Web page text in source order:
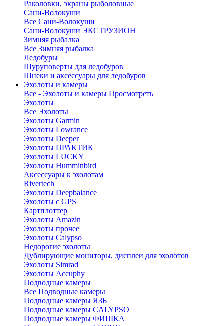
Раколовки, экраны рыболовные
Сани-Волокуши
Все Сани-Волокуши
Сани-Волокуши ЭКСТРУЗИОН
Зимняя рыбалка
Все Зимняя рыбалка
Ледобуры
Шуруповерты для ледобуров
Шнеки и аксессуары для ледобуров
Эхолоты и камеры
Все - Эхолоты и камеры Просмотреть
Эхолоты
Все Эхолоты
Эхолоты Garmin
Эхолоты Lowrance
Эхолоты Deeper
Эхолоты ПРАКТИК
Эхолоты LUCKY
Эхолоты Humminbird
Аксессуары к эхолотам
Rivertech
Эхолоты Deepbalance
Эхолоты с GPS
Картплоттер
Эхолоты Amazin
Эхолоты прочее
Эхолоты Calypso
Недорогие эхолоты
Дублирующие мониторы, дисплеи для эхолотов
Эхолоты Simrad
Эхолоты Accuphy
Подводные камеры
Все Подводные камеры
Подводные камеры ЯЗЬ
Подводные камеры CALYPSO
Подводные камеры ФИШКА